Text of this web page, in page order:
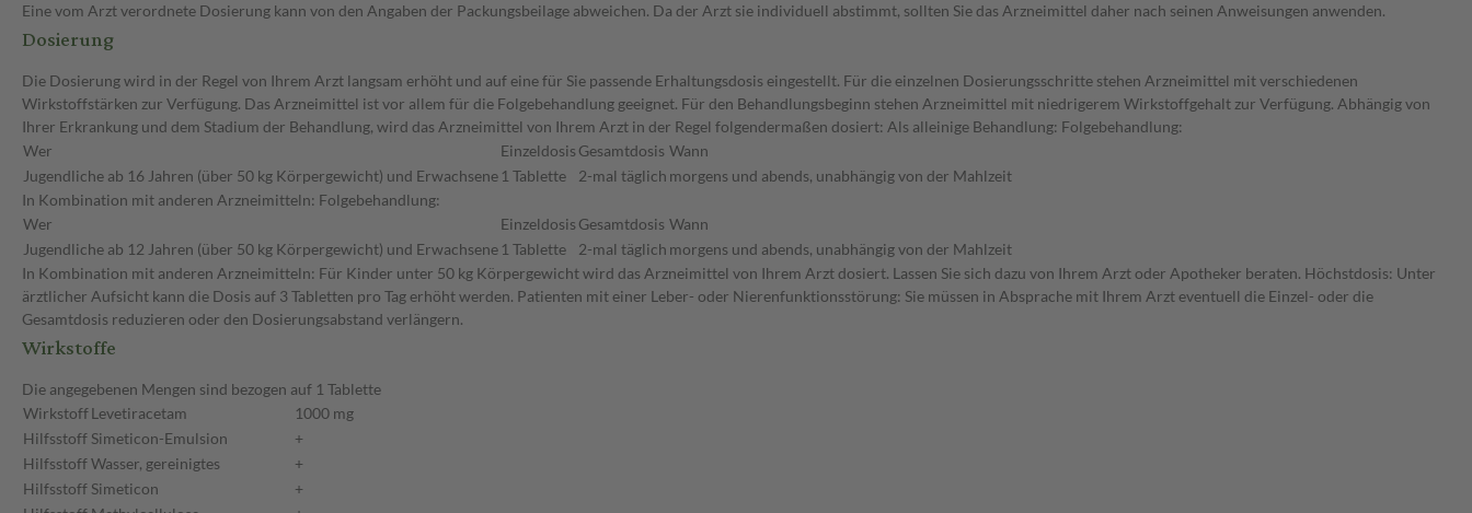
Eine vom Arzt verordnete Dosierung kann von den Angaben der Packungsbeilage abweichen. Da der Arzt sie individuell abstimmt, sollten Sie das Arzneimittel daher nach seinen Anweisungen anwenden.
Dosierung
Die Dosierung wird in der Regel von Ihrem Arzt langsam erhöht und auf eine für Sie passende Erhaltungsdosis eingestellt. Für die einzelnen Dosierungsschritte stehen Arzneimittel mit verschiedenen
Wirkstoffstärken zur Verfügung. Das Arzneimittel ist vor allem für die Folgebehandlung geeignet. Für den Behandlungsbeginn stehen Arzneimittel mit niedrigerem Wirkstoffgehalt zur Verfügung. Abhängig von
Ihrer Erkrankung und dem Stadium der Behandlung, wird das Arzneimittel von Ihrem Arzt in der Regel folgendermaßen dosiert: Als alleinige Behandlung: Folgebehandlung:
Wer
Einzeldosis Gesamtdosis Wann
Jugendliche ab 16 Jahren (über 50 kg Körpergewicht) und Erwachsene 1 Tablette 2-mal täglich morgens und abends, unabhängig von der Mahlzeit
In Kombination mit anderen Arzneimitteln: Folgebehandlung:
Wer
Einzeldosis Gesamtdosis Wann
Jugendliche ab 12 Jahren (über 50 kg Körpergewicht) und Erwachsene 1 Tablette 2-mal täglich morgens und abends, unabhängig von der Mahlzeit
In Kombination mit anderen Arzneimitteln: Für Kinder unter 50 kg Körpergewicht wird das Arzneimittel von Ihrem Arzt dosiert. Lassen Sie sich dazu von Ihrem Arzt oder Apotheker beraten. Höchstdosis: Unter
ärztlicher Aufsicht kann die Dosis auf 3 Tabletten pro Tag erhöht werden. Patienten mit einer Leber- oder Nierenfunktionsstörung: Sie müssen in Absprache mit Ihrem Arzt eventuell die Einzel- oder die
Gesamtdosis reduzieren oder den Dosierungsabstand verlängern.
Wirkstoffe
Die angegebenen Mengen sind bezogen auf 1 Tablette
WirkstoffLevetiracetam
1000 mg
Hilfsstoff Simeticon-Emulsion
+
HilfsstoffWasser, gereinigtes
+
Hilfsstoff Simeticon
+